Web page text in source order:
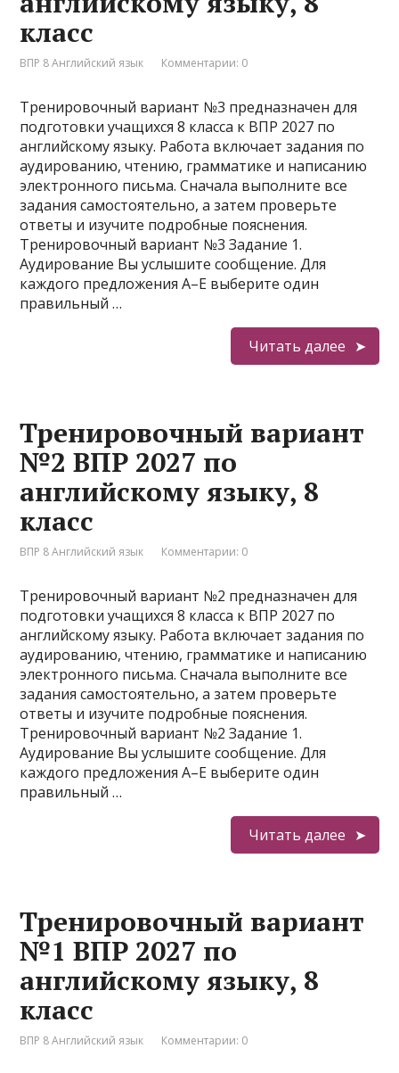
класс
ВПР 8 Английский язык Комментарии: 0
Тренировочный вариант №3 предназначен для
подготовки учащихся 8 класса к ВПР 2027 по
английскому языку. Работа включает задания по
аудированию, чтению, грамматике и написанию
электронного письма. Сначала выполните все
задания самостоятельно, а затем проверьте
ответы и изучите подробные пояснения.
Тренировочный вариант №3 Задание 1.
Аудирование Вы услышите сообщение. Для
каждого предложения A–E выберите один
правильный …
Читать далее
Тренировочный вариант
№2 ВПР 2027 по
английскому языку, 8
класс
ВПР 8 Английский язык Комментарии: 0
Тренировочный вариант №2 предназначен для
подготовки учащихся 8 класса к ВПР 2027 по
английскому языку. Работа включает задания по
аудированию, чтению, грамматике и написанию
электронного письма. Сначала выполните все
задания самостоятельно, а затем проверьте
ответы и изучите подробные пояснения.
Тренировочный вариант №2 Задание 1.
Аудирование Вы услышите сообщение. Для
каждого предложения A–E выберите один
правильный …
Читать далее
Тренировочный вариант
№1 ВПР 2027 по
английскому языку, 8
класс
ВПР 8 Английский язык Комментарии: 0